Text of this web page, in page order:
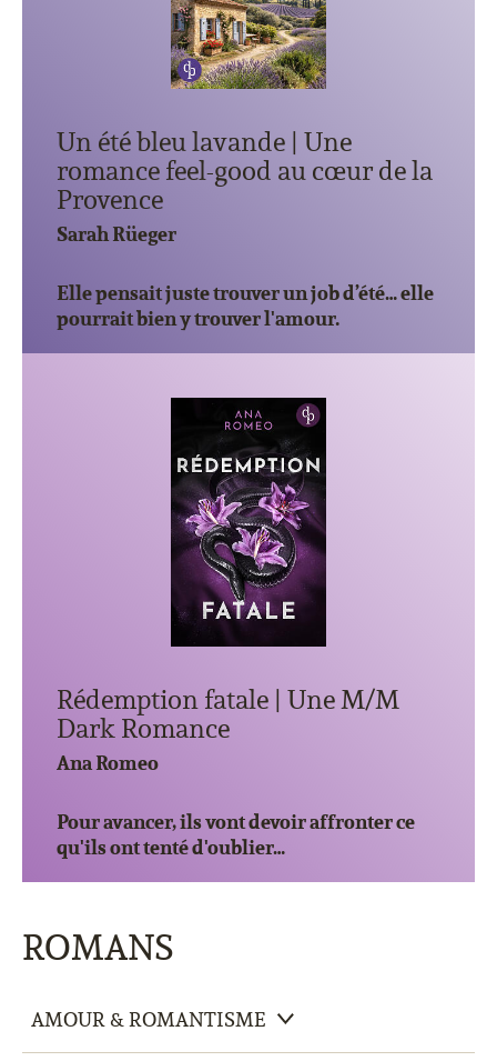
Un été bleu lavande | Une
romance feel-good au cœur de la
Provence
Sarah Rüeger
Elle pensait juste trouver un job d’été… elle
pourrait bien y trouver l'amour.
Rédemption fatale | Une M/M
Dark Romance
Ana Romeo
Pour avancer, ils vont devoir affronter ce
qu'ils ont tenté d'oublier…
ROMANS